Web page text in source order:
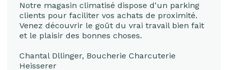
Notre magasin climatisé dispose d'un parking
clients pour faciliter vos achats de proximité.
Venez découvrir le goût du vrai travail bien fait
et le plaisir des bonnes choses.
Chantal Dllinger, Boucherie Charcuterie
Heisserer